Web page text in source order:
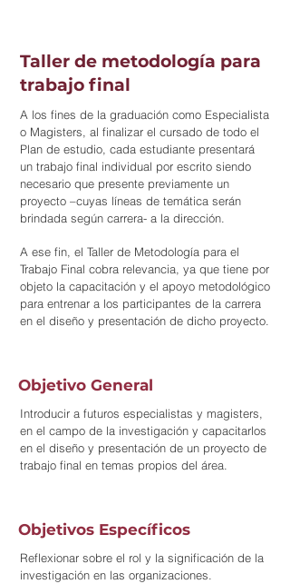
Taller de metodología para
trabajo final
A los fines de la graduación como Especialista
o Magisters, al finalizar el cursado de todo el
Plan de estudio, cada estudiante presentará
un trabajo final individual por escrito siendo
necesario que presente previamente un
proyecto –cuyas líneas de temática serán
brindada según carrera- a la dirección.
A ese fin, el Taller de Metodología para el
Trabajo Final cobra relevancia, ya que tiene por
objeto la capacitación y el apoyo metodológico
para entrenar a los participantes de la carrera
en el diseño y presentación de dicho proyecto.
Objetivo General
Introducir a futuros especialistas y magisters,
en el campo de la investigación y capacitarlos
en el diseño y presentación de un proyecto de
trabajo final en temas propios del área.
Objetivos Específicos
Reflexionar sobre el rol y la significación de la
investigación en las organizaciones.